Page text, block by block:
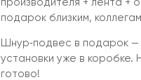
производителя + лента +
подарок близким,
Шнур‑подвес в подарок
установки уже в коробке.
готово!